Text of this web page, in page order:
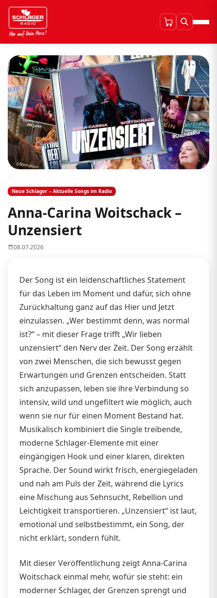
Neue Schlager – Aktuelle Songs im Radio
Anna-Carina Woitschack –
Unzensiert
08.07.2026
Der Song ist ein leidenschaftliches Statement
für das Leben im Moment und dafür, sich ohne
Zurückhaltung ganz auf das Hier und Jetzt
einzulassen. „Wer bestimmt denn, was normal
ist?“ – mit dieser Frage trifft „Wir lieben
unzensiert“ den Nerv der Zeit. Der Song erzählt
von zwei Menschen, die sich bewusst gegen
Erwartungen und Grenzen entscheiden. Statt
sich anzupassen, leben sie ihre Verbindung so
intensiv, wild und ungefiltert wie möglich, auch
wenn sie nur für einen Moment Bestand hat.
Musikalisch kombiniert die Single treibende,
moderne Schlager-Elemente mit einer
eingängigen Hook und einer klaren, direkten
Sprache. Der Sound wirkt frisch, energiegeladen
und nah am Puls der Zeit, während die Lyrics
eine Mischung aus Sehnsucht, Rebellion und
Leichtigkeit transportieren. „Unzensiert“ ist laut,
emotional und selbstbestimmt, ein Song, der
nicht erklärt, sondern fühlt.
Mit dieser Veröffentlichung zeigt Anna-Carina
Woitschack einmal mehr, wofür sie steht: ein
moderner Schlager, der Grenzen sprengt und